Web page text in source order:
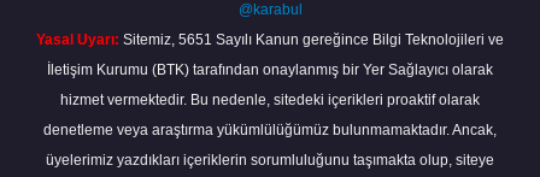
@karabul
Yasal Uyarı: Sitemiz, 5651 Sayılı Kanun gereğince Bilgi Teknolojileri ve
İletişim Kurumu (BTK) tarafından onaylanmış bir Yer Sağlayıcı olarak
hizmet vermektedir. Bu nedenle, sitedeki içerikleri proaktif olarak
denetleme veya araştırma yükümlülüğümüz bulunmamaktadır. Ancak,
üyelerimiz yazdıkları içeriklerin sorumluluğunu taşımakta olup, siteye